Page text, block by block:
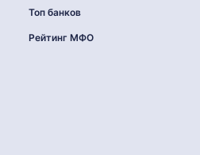
Топ банков
Рейтинг МФО